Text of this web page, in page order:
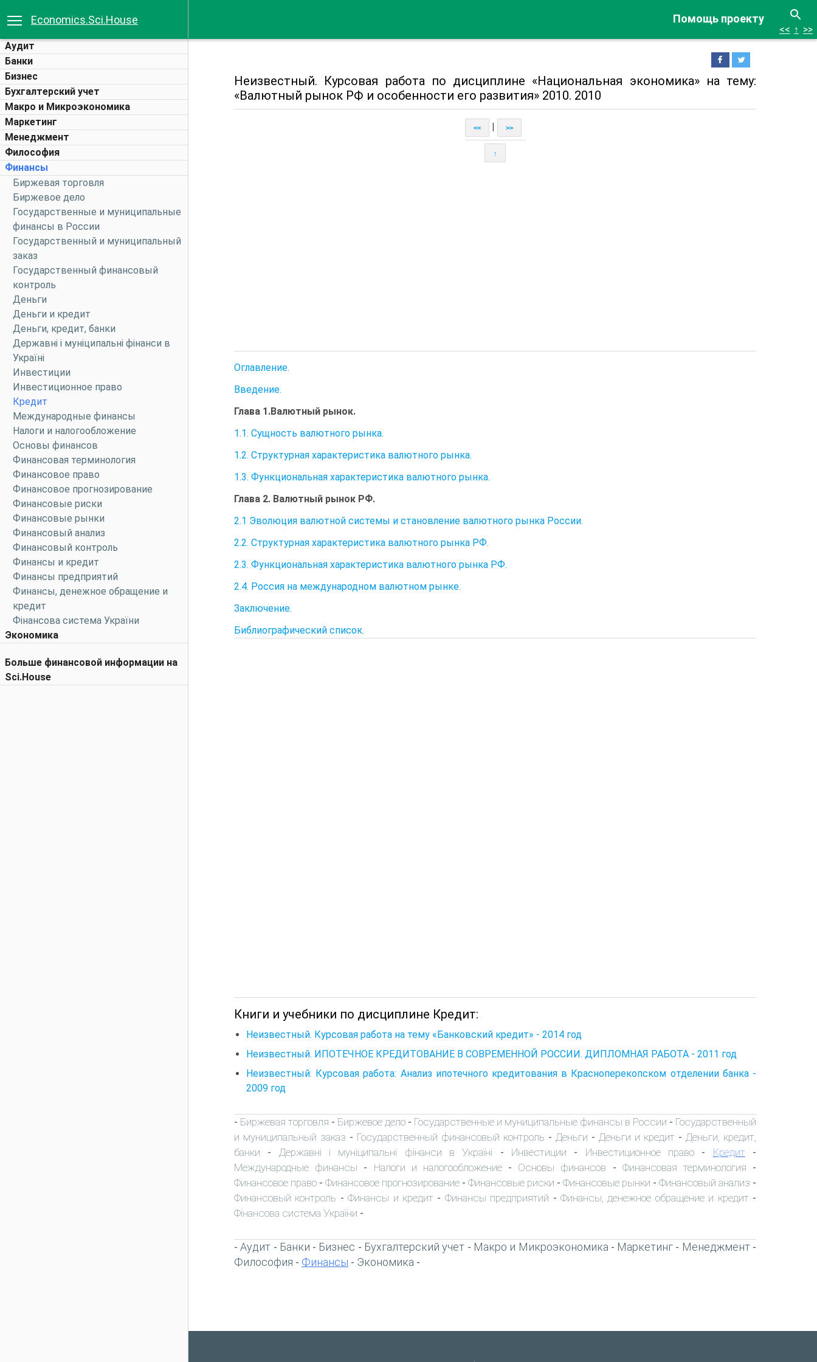
Помощь проекту
Economics.Sci.House
Аудит
Банки
Бизнес
Бухгалтерский учет
Макро и Микроэкономика
Маркетинг
Менеджмент
Философия
Финансы
Биржевая торговля
Биржевое дело
Государственные и муниципальные
финансы в России
Государственный и муниципальный
заказ
Государственный финансовый
контроль
Деньги
Деньги и кредит
Деньги, кредит, банки
Державні і муніципальні фінанси в
Україні
Инвестиции
Инвестиционное право
Кредит
Международные финансы
Налоги и налогообложение
Основы финансов
Финансовая терминология
Финансовое право
Финансовое прогнозирование
Финансовые риски
Финансовые рынки
Финансовый анализ
Финансовый контроль
Финансы и кредит
Финансы предприятий
Финансы, денежное обращение и
кредит
Фінансова система України
Экономика
Больше финансовой информации на
Sci.House
<< ↑ >>
Неизвестный. Курсовая работа по дисциплине «Национальная экономика» на тему:
«Валютный рынок РФ и особенности его развития» 2010. 2010
<< >>
↑
Оглавление.
Введение.
Глава 1.Валютный рынок.
1.1. Сущность валютного рынка.
1.2. Структурная характеристика валютного рынка.
1.3. Функциональная характеристика валютного рынка.
Глава 2. Валютный рынок РФ.
2.1 Эволюция валютной системы и становление валютного рынка России.
2.2. Структурная характеристика валютного рынка РФ.
2.3. Функциональная характеристика валютного рынка РФ.
2.4. Россия на международном валютном рынке.
Заключение.
Библиографический список.
Книги и учебники по дисциплине Кредит:
Неизвестный. Курсовая работа на тему «Банковский кредит» - 2014 год
Неизвестный. ИПОТЕЧНОЕ КРЕДИТОВАНИЕ В СОВРЕМЕННОЙ РОССИИ. ДИПЛОМНАЯ РАБОТА - 2011 год
Неизвестный. Курсовая работа: Анализ ипотечного кредитования в Красноперекопском отделении банка -
2009 год
- Биржевая торговля - Биржевое дело - Государственные и муниципальные финансы в России - Государственный
и муниципальный заказ - Государственный финансовый контроль - Деньги - Деньги и кредит - Деньги, кредит,
банки - Державні і муніципальні фінанси в Україні - Инвестиции - Инвестиционное право - Кредит -
Международные финансы - Налоги и налогообложение- Основы финансов - Финансовая терминология -
Финансовое право - Финансовое прогнозирование - Финансовые риски - Финансовые рынки - Финансовый анализ -
Финансовый контроль -Финансы и кредит - Финансы предприятий -Финансы, денежное обращение и кредит -
Фінансова система України -
-Аудит - Банки - Бизнес - Бухгалтерский учет - Макро и Микроэкономика - Маркетинг - Менеджмент-
Философия - Финансы - Экономика -